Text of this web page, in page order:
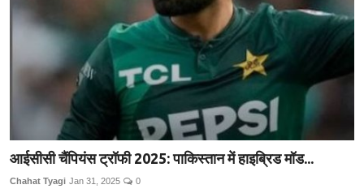
आईसीसी चैंपियंस ट्रॉफी 2025: पाकिस्तान में हाइब्रिड मॉड...
Chahat Tyagi Jan 31, 2025 0